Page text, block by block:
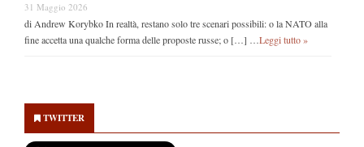
31 Maggio 2026
di Andrew Korybko In realtà, restano solo tre scenari possibili: o la NATO alla
fine accetta una qualche forma delle proposte russe; o […] …Leggi tutto »
Sidebar
TWITTER